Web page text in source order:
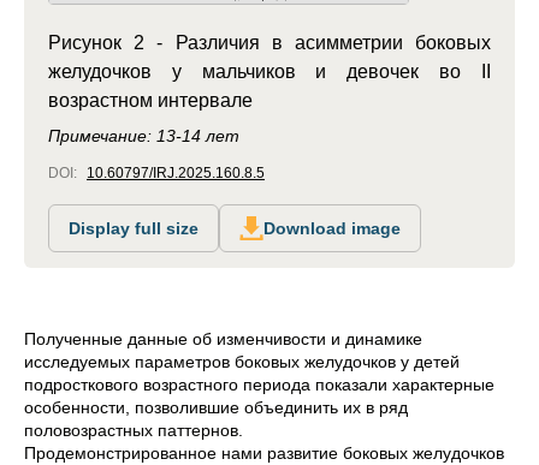
Рисунок 2 - Различия в асимметрии боковых
желудочков у мальчиков и девочек во II
возрастном интервале
Примечание: 13-14 лет
DOI: 10.60797/IRJ.2025.160.8.5
Display full size Download image
Полученные данные об изменчивости и динамике
исследуемых параметров боковых желудочков у детей
подросткового возрастного периода показали характерные
особенности, позволившие объединить их в ряд
половозрастных паттернов.
Продемонстрированное нами развитие боковых желудочков